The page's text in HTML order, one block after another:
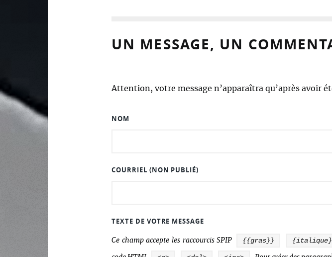
UN MESSAGE, UN
Attention, votre message n’apparaîtra qu’après avoir
NOM
COURRIEL (NON PUBLIÉ)
TEXTE DE VOTRE MESSAGE
Ce champ accepte les raccourcis SPIP {{gras}} {italique}